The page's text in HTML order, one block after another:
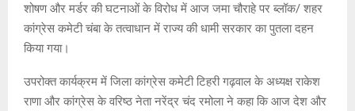
शोषण और मर्डर की घटनाओं के विरोध में आज जमा चौराहे पर ब्लॉक/ शहर
कांग्रेस कमेटी चंबा के तत्वाधान में राज्य की धामी सरकार का पुतला दहन
किया गया।
उपरोक्त कार्यक्रम में जिला कांग्रेस कमेटी टिहरी गढ़वाल के अध्यक्ष राकेश
राणा और कांग्रेस के वरिष्ठ नेता नरेंद्र चंद रमोला ने कहा कि आज देश और